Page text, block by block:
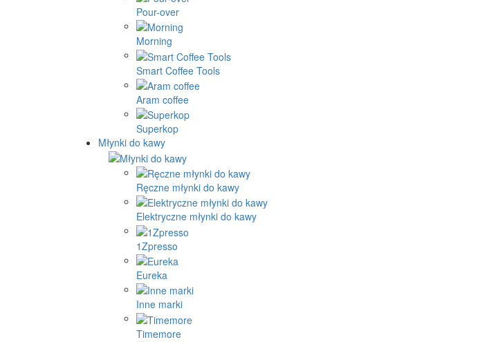
Pour-over
Morning
Smart Coffee Tools
Aram coffee
Superkop
Młynki do kawy
Ręczne młynki do kawy
Elektryczne młynki do kawy
1Zpresso
Eureka
Inne marki
Timemore